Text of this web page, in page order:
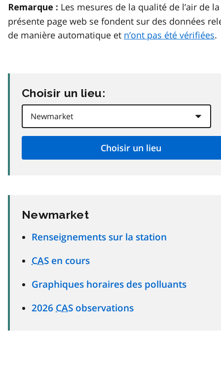
Remarque : Les mesures de la qualité de l’air de la
présente page web se fondent sur des données
de manière automatique et n’ont pas été vérifiées.
Choisir un lieu:
Newmarket
Renseignements sur la station
CAS en cours
Graphiques horaires des polluants
2026 CAS observations